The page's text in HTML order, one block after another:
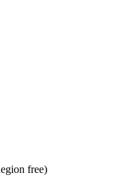
free)